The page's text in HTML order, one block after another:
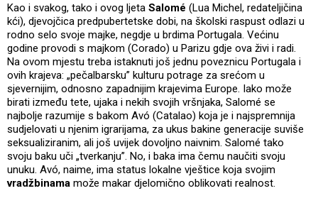
Kao i svakog, tako i ovog ljeta Salomé (Lua Michel, redateljičina
kći), djevojčica predpubertetske dobi, na školski raspust odlazi u
rodno selo svoje majke, negdje u brdima Portugala. Većinu
godine provodi s majkom (Corado) u Parizu gdje ova živi i radi.
Na ovom mjestu treba istaknuti još jednu poveznicu Portugala i
ovih krajeva: „pečalbarsku” kulturu potrage za srećom u
sjevernijim, odnosno zapadnijim krajevima Europe. Iako može
birati između tete, ujaka i nekih svojih vršnjaka, Salomé se
najbolje razumije s bakom Avó (Catalao) koja je i najspremnija
sudjelovati u njenim igrarijama, za ukus bakine generacije suviše
seksualiziranim, ali još uvijek dovoljno naivnim. Salomé tako
svoju baku uči „tverkanju”. No, i baka ima čemu naučiti svoju
unuku. Avó, naime, ima status lokalne vještice koja svojim
vradžbinama može makar djelomično oblikovati realnost.